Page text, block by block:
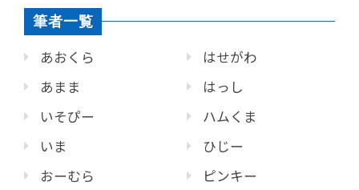
筆者一覧
あおくら
あまま
いそぴー
いま
おーむら
はせがわ
はっし
ハムくま
ひじー
ピンキー